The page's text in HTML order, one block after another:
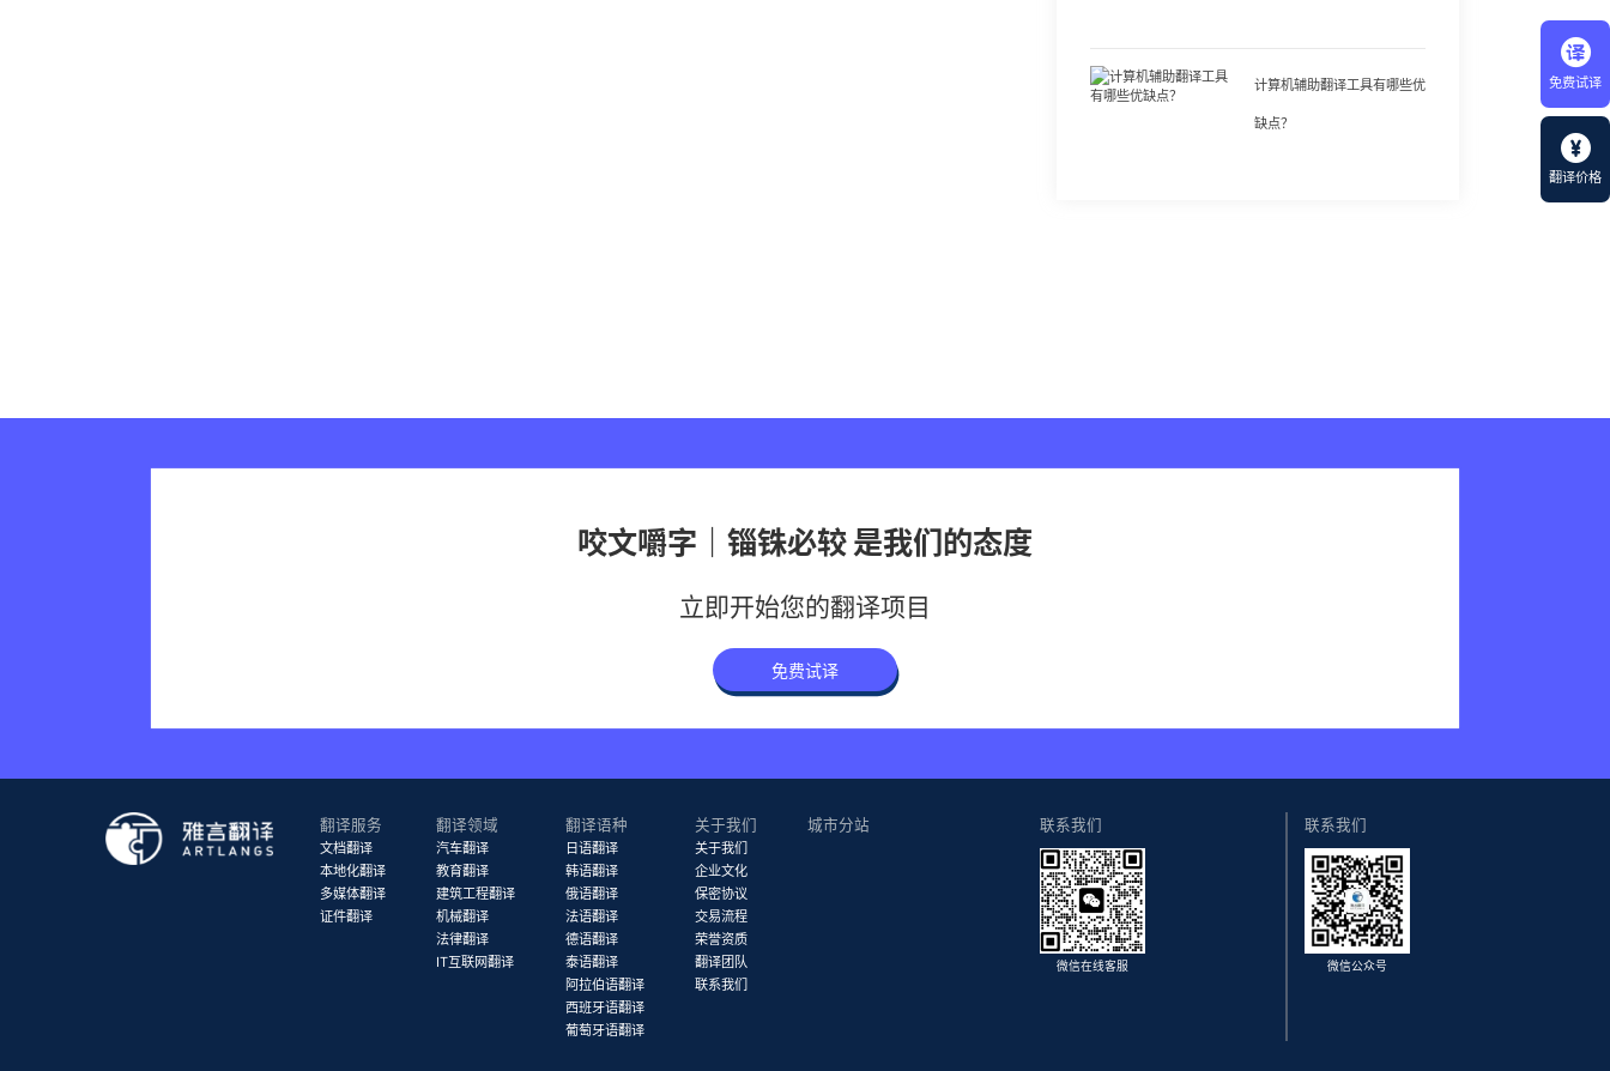
免费试译
翻译价格
计算机辅助翻译工具有哪些优
缺点？
咬文嚼字｜锱铢必较 是我们的态度
立即开始您的翻译项目
免费试译
翻译服务
文档翻译
本地化翻译
多媒体翻译
证件翻译
翻译领域
汽车翻译
教育翻译
建筑工程翻译
机械翻译
法律翻译
IT互联网翻译
翻译语种
日语翻译
韩语翻译
俄语翻译
法语翻译
德语翻译
泰语翻译
阿拉伯语翻译
西班牙语翻译
葡萄牙语翻译
关于我们
关于我们
企业文化
保密协议
交易流程
荣誉资质
翻译团队
联系我们
城市分站 联系我们
微信在线客服
联系我们
微信公众号